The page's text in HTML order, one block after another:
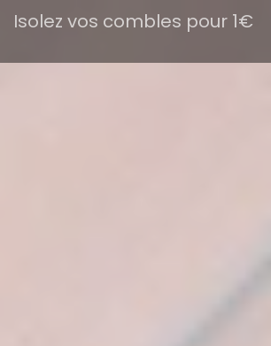
Isolez vos combles pour 1€